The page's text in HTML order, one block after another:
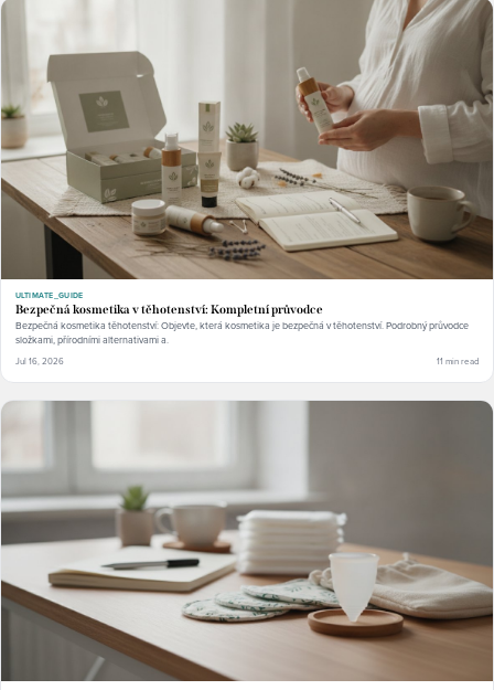
ULTIMATE_GUIDE
Bezpečná kosmetika v těhotenství: Kompletní průvodce
Bezpečná kosmetika těhotenství: Objevte, která kosmetika je bezpečná v těhotenství. Podrobný průvodce
složkami, přírodními alternativami a.
Jul 16, 2026 11 min read